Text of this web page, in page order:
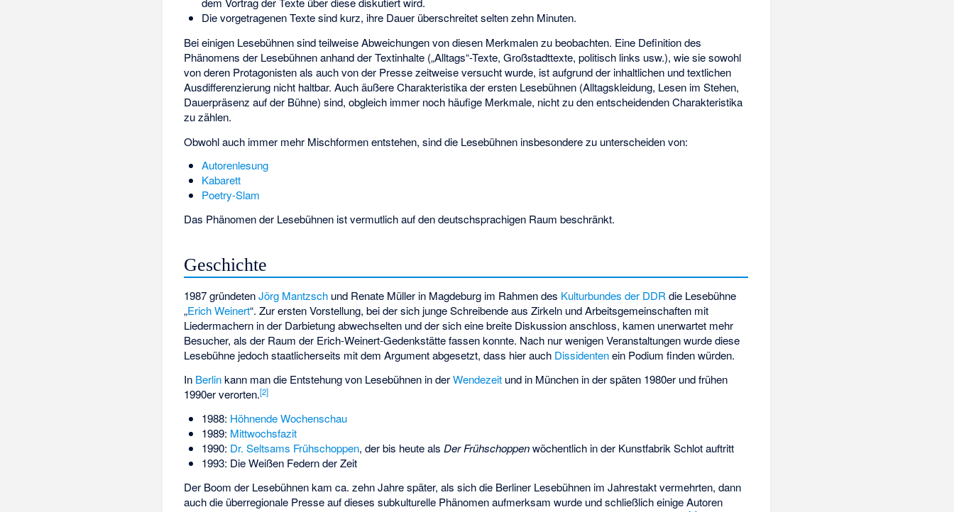
Die vorgetragenen Texte sind kurz, ihre Dauer überschreitet selten zehn Minuten.
Bei einigen Lesebühnen sind teilweise Abweichungen von diesen Merkmalen zu beobachten. Eine Definition des
Phänomens der Lesebühnen anhand der Textinhalte („Alltags“-Texte, Großstadttexte, politisch links usw.), wie sie sowohl
von deren Protagonisten als auch von der Presse zeitweise versucht wurde, ist aufgrund der inhaltlichen und textlichen
Ausdifferenzierung nicht haltbar. Auch äußere Charakteristika der ersten Lesebühnen (Alltagskleidung, Lesen im Stehen,
Dauerpräsenz auf der Bühne) sind, obgleich immer noch häufige Merkmale, nicht zu den entscheidenden Charakteristika
zu zählen.
Obwohl auch immer mehr Mischformen entstehen, sind die Lesebühnen insbesondere zu unterscheiden von:
Autorenlesung
Kabarett
Poetry-Slam
Das Phänomen der Lesebühnen ist vermutlich auf den deutschsprachigen Raum beschränkt.
Geschichte
1987 gründetenJörg Mantzsch und Renate Müller in Magdeburg im Rahmen des Kulturbundes der DDR die Lesebühne
„Erich Weinert“. Zur ersten Vorstellung, bei der sich junge Schreibende aus Zirkeln und Arbeitsgemeinschaften mit
Liedermachern in der Darbietung abwechselten und der sich eine breite Diskussion anschloss, kamen unerwartet mehr
Besucher, als der Raum der Erich-Weinert-Gedenkstätte fassen konnte. Nach nur wenigen Veranstaltungen wurde diese
Lesebühne jedoch staatlicherseits mit dem Argument abgesetzt, dass hier auch Dissidentenein Podium finden würden.
In Berlinkann man die Entstehung von Lesebühnen in derWendezeit und in München in der späten 1980er und frühen
1990er verorten.[2]
1988: Höhnende Wochenschau
1989: Mittwochsfazit
1990: Dr. Seltsams Frühschoppen, der bis heute als Der Frühschoppenwöchentlich in der Kunstfabrik Schlot auftritt
1993: Die Weißen Federn der Zeit
Der Boom der Lesebühnen kam ca. zehn Jahre später, als sich die Berliner Lesebühnen im Jahrestakt vermehrten, dann
auch die überregionale Presse auf dieses subkulturelle Phänomen aufmerksam wurde und schließlich einige Autoren